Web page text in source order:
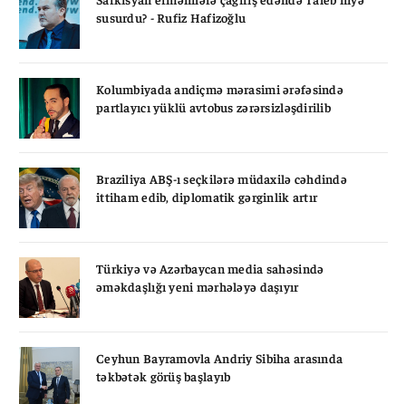
susurdu? - Rufiz Hafizoğlu
Kolumbiyada andiçmə mərasimi ərəfəsində
partlayıcı yüklü avtobus zərərsizləşdirilib
Braziliya ABŞ-ı seçkilərə müdaxilə cəhdində
ittiham edib, diplomatik gərginlik artır
Türkiyə və Azərbaycan media sahəsində
əməkdaşlığı yeni mərhələyə daşıyır
Ceyhun Bayramovla Andriy Sibiha arasında
təkbətək görüş başlayıb